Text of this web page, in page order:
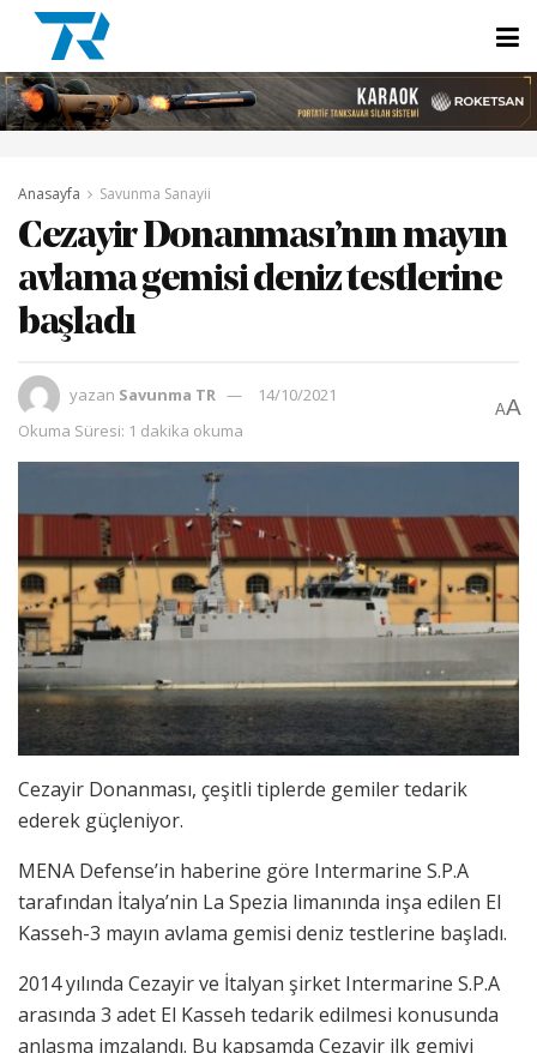
Anasayfa Savunma Sanayii
Cezayir Donanması’nın mayın
avlama gemisi deniz testlerine
başladı
yazan Savunma TR
14/10/2021
Okuma Süresi: 1 dakika okuma
AA
Cezayir Donanması, çeşitli tiplerde gemiler tedarik
ederek güçleniyor.
MENA Defense’in haberine göre Intermarine S.P.A
tarafından İtalya’nin La Spezia limanında inşa edilen El
Kasseh-3 mayın avlama gemisi deniz testlerine başladı.
2014 yılında Cezayir ve İtalyan şirket Intermarine S.P.A
arasında 3 adet El Kasseh tedarik edilmesi konusunda
anlaşma imzalandı. Bu kapsamda Cezayir ilk gemiyi